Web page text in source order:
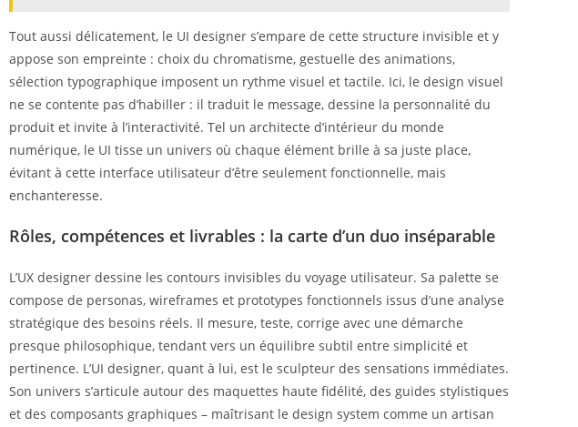
Tout aussi délicatement, le UI designer s’empare de cette structure invisible et y
appose son empreinte : choix du chromatisme, gestuelle des animations,
sélection typographique imposent un rythme visuel et tactile. Ici, le design visuel
ne se contente pas d’habiller : il traduit le message, dessine la personnalité du
produit et invite à l’interactivité. Tel un architecte d’intérieur du monde
numérique, le UI tisse un univers où chaque élément brille à sa juste place,
évitant à cette interface utilisateur d’être seulement fonctionnelle, mais
enchanteresse.
Rôles, compétences et livrables : la carte d’un duo inséparable
L’UX designer dessine les contours invisibles du voyage utilisateur. Sa palette se
compose de personas, wireframes et prototypes fonctionnels issus d’une analyse
stratégique des besoins réels. Il mesure, teste, corrige avec une démarche
presque philosophique, tendant vers un équilibre subtil entre simplicité et
pertinence. L’UI designer, quant à lui, est le sculpteur des sensations immédiates.
Son univers s’articule autour des maquettes haute fidélité, des guides stylistiques
et des composants graphiques – maîtrisant le design system comme un artisan